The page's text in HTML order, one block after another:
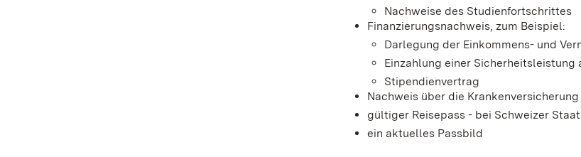
Nachweise des Studienfortschrittes
Finanzierungsnachweis, zum Beispiel:
Darlegung der Einkommens- und
Einzahlung einer
Stipendienvertrag
Nachweis über die Krankenversicherung
gültiger Reisepass - bei Schweizer
ein aktuelles Passbild